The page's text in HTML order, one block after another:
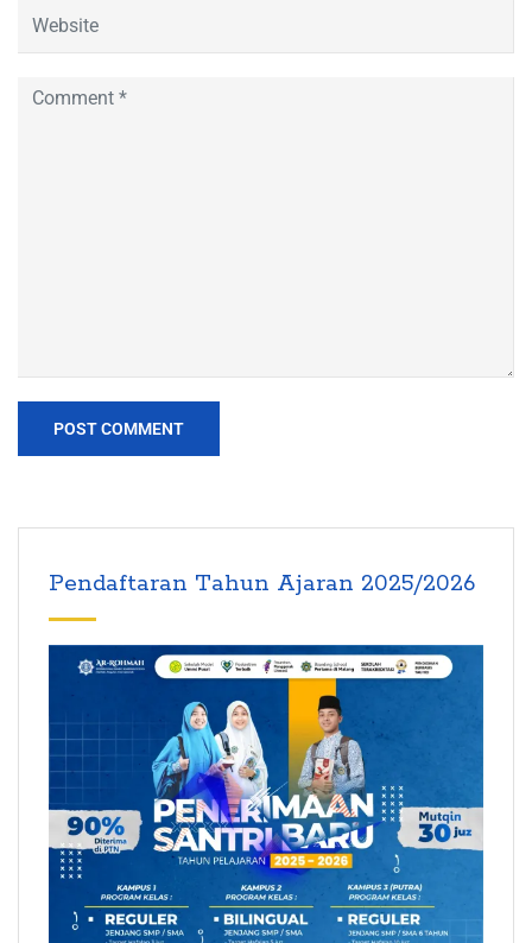
Pendaftaran Tahun Ajaran 2025/2026